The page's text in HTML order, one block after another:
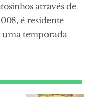
através de
é residente
uma temporada